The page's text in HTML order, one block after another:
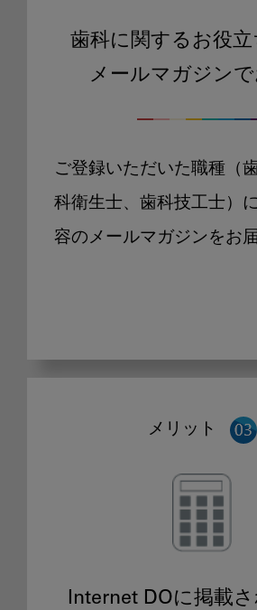
歯科に関するお役立
メールマガジンで
ご登録いただいた職種（
科衛生士、歯科技工士）
容のメールマガジンをお
メリット
Internet DOに掲載